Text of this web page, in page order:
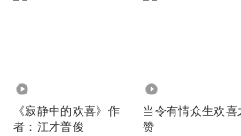
《寂静中的欢喜》作
者：江才普俊
当令有情众生欢喜
赞